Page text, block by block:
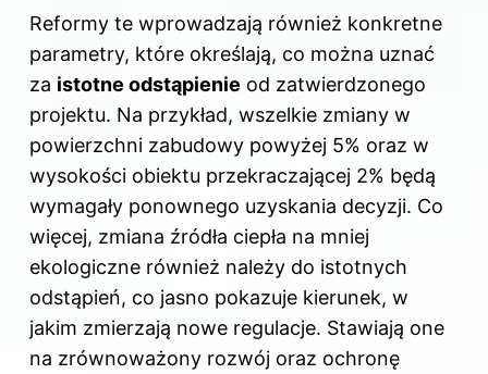
Reformy te wprowadzają również konkretne
parametry, które określają, co można uznać
za istotne odstąpienie od zatwierdzonego
projektu. Na przykład, wszelkie zmiany w
powierzchni zabudowy powyżej 5% oraz w
wysokości obiektu przekraczającej 2% będą
wymagały ponownego uzyskania decyzji. Co
więcej, zmiana źródła ciepła na mniej
ekologiczne również należy do istotnych
odstąpień, co jasno pokazuje kierunek, w
jakim zmierzają nowe regulacje. Stawiają one
na zrównoważony rozwój oraz ochronę